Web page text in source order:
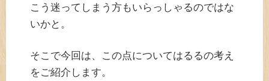
こう迷ってしまう方もいらっしゃるのではな
いかと。
そこで今回は、この点についてはるるの考え
をご紹介します。